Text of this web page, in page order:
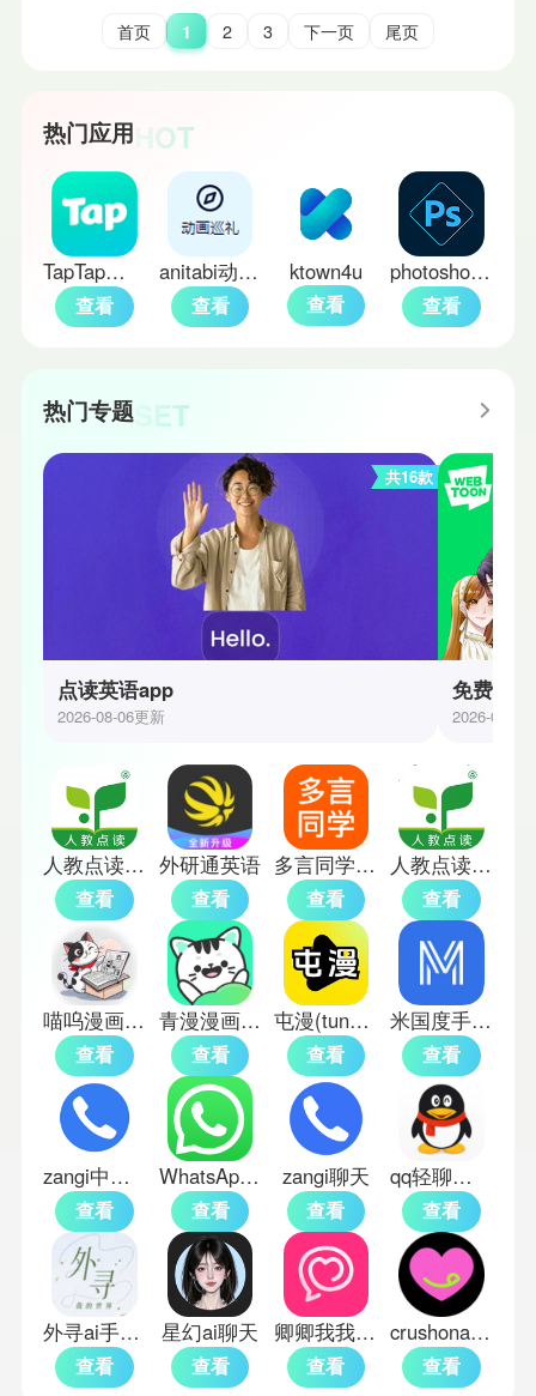
首页 1 2 3 下一页 尾页
热门应用 HOT
TapTap官方正版
查看
anitabi动漫巡礼
查看
ktown4u
查看
photoshop中文版
查看
热门专题SET
共16款
点读英语app
2026-08-06更新
免费漫画
2026-07-31
人教点读英语app
查看
外研通英语
查看
多言同学单词训练软件
查看
人教点读初中英语
查看
喵呜漫画官方版
查看
青漫漫画免费版
查看
屯漫(tunman)
查看
米国度手机版
查看
zangi中文版
查看
WhatsApp英文版
查看
zangi聊天
查看
qq轻聊版官方版
查看
外寻ai手机版
查看
星幻ai聊天
查看
卿卿我我ai软件
查看
crushonai中文版
查看